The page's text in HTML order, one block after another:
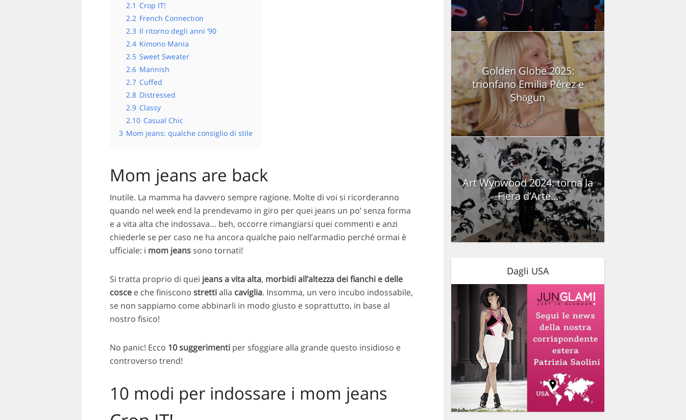
2.1 Crop IT!
2.2 French Connection
2.3 Il ritorno degli anni ’90
2.4 Kimono Mania
2.5 Sweet Sweater
2.6 Mannish
2.7 Cuffed
2.8 Distressed
2.9 Classy
2.10 Casual Chic
3 Mom jeans: qualche consiglio di stile
Mom jeans are back
Inutile. La mamma ha davvero sempre ragione. Molte di voi si ricorderanno
quando nel week end la prendevamo in giro per quei jeans un po’ senza forma
e a vita alta che indossava… beh, occorre rimangiarsi quei commenti e anzi
chiederle se per caso ne ha ancora qualche paio nell’armadio perché ormai è
ufficiale: i mom jeanssono tornati!
Si tratta proprio di quei jeans a vita alta, morbidi all’altezza dei fianchi e delle
coscee che finiscono strettialla caviglia. Insomma, un vero incubo indossabile,
se non sappiamo come abbinarli in modo giusto e soprattutto, in base al
nostro fisico!
No panic! Ecco 10 suggerimentiper sfoggiare alla grande questo insidioso e
controverso trend!
10 modi per indossare i mom jeans
Golden Globe 2025:
trionfano Emilia Pérez e
Shōgun
Art Wynwood 2024: torna la
Fiera d’Arte...
Dagli USA